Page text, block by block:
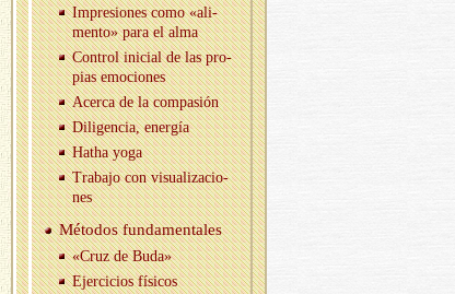
Im­pre­sio­nes como «ali­
men­to» para el alma
Con­trol ini­cial de las pro­
pias emo­cio­nes
Acer­ca de la com­pa­sión
Di­li­gen­cia, ener­gía
Hatha yoga
Tra­ba­jo con vi­sua­li­za­cio­
nes
Mé­to­dos fun­da­men­ta­les
«Cruz de Buda»
Ejer­ci­cios fí­si­cos